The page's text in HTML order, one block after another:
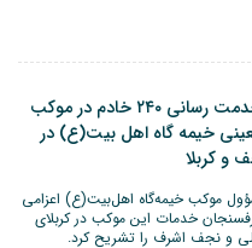
خدمت رسانی ۲۴۰ خادم در موکب
خیمه گاه اهل بیت(ع) در
و کربلا
موکب خیمه‌گاه اهل‌بیت(ع) اعزامی
خدمات این موکب در کربلای
و نجف اشرف را تشریح کرد.